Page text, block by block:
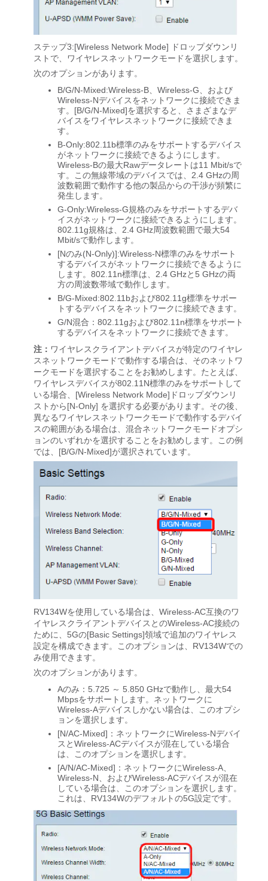
ステップ3:[Wireless Network Mode] ドロップダウンリ
ストで、ワイヤレスネットワークモードを選択します。
次のオプションがあります。
B/G/N-Mixed:Wireless-B、Wireless-G、および
Wireless-Nデバイスをネットワークに接続できま
す。[B/G/N-Mixed]を選択すると、さまざまなデ
バイスをワイヤレスネットワークに接続できま
す。
B-Only:802.11b標準のみをサポートするデバイス
がネットワークに接続できるようにします。
Wireless-Bの最大Rawデータレートは11 Mbit/sで
す。この無線帯域のデバイスでは、2.4 GHzの周
波数範囲で動作する他の製品からの干渉が頻繁に
発生します。
G-Only:Wireless-G規格のみをサポートするデバ
イスがネットワークに接続できるようにします。
802.11g規格は、2.4 GHz周波数範囲で最大54
Mbit/sで動作します。
[Nのみ(N-Only)]:Wireless-N標準のみをサポート
するデバイスがネットワークに接続できるように
します。802.11n標準は、2.4 GHzと5 GHzの両
方の周波数帯域で動作します。
B/G-Mixed:802.11bおよび802.11g標準をサポー
トするデバイスをネットワークに接続できます。
G/N混合：802.11gおよび802.11n標準をサポート
するデバイスをネットワークに接続できます。
注： ワイヤレスクライアントデバイスが特定のワイヤレ
スネットワークモードで動作する場合は、そのネットワ
ークモードを選択することをお勧めします。たとえば、
ワイヤレスデバイスが802.11N標準のみをサポートして
いる場合、[Wireless Network Mode]ドロップダウンリ
ストから[N-Only] を選択する必要があります。その後、
異なるワイヤレスネットワークモードで動作するデバイ
スの範囲がある場合は、混合ネットワークモードオプシ
ョンのいずれかを選択することをお勧めします。この例
では、[B/G/N-Mixed]が選択されています。
RV134Wを使用している場合は、Wireless-AC互換のワ
イヤレスクライアントデバイスとのWireless-AC接続の
ために、5Gの[Basic Settings]領域で追加のワイヤレス
設定を構成できます。このオプションは、RV134Wでの
み使用できます。
次のオプションがあります。
Aのみ：5.725 ～ 5.850 GHzで動作し、最大54
Mbpsをサポートします。ネットワークに
Wireless-Aデバイスしかない場合は、このオプシ
ョンを選択します。
[N/AC-Mixed]：ネットワークにWireless-Nデバイ
スとWireless-ACデバイスが混在している場合
は、このオプションを選択します。
[A/N/AC-Mixed]：ネットワークにWireless-A、
Wireless-N、およびWireless-ACデバイスが混在
している場合は、このオプションを選択します。
これは、RV134Wのデフォルトの5G設定です。